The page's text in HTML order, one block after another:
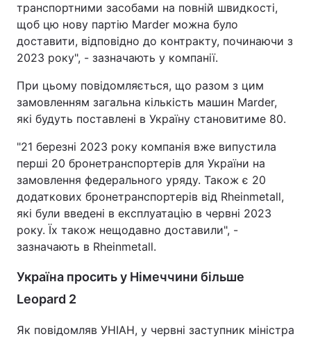
транспортними засобами на повній швидкості,
щоб цю нову партію Marder можна було
доставити, відповідно до контракту, починаючи з
2023 року", - зазначають у компанії.
При цьому повідомляється, що разом з цим
замовленням загальна кількість машин Marder,
які будуть поставлені в Україну становитиме 80.
"21 березні 2023 року компанія вже випустила
перші 20 бронетранспортерів для України на
замовлення федерального уряду. Також є 20
додаткових бронетранспортерів від Rheinmetall,
які були введені в експлуатацію в червні 2023
року. Їх також нещодавно доставили", -
зазначають в Rheinmetall.
Україна просить у Німеччини більше
Leopard 2
Як повідомляв УНІАН, у червні заступник міністра